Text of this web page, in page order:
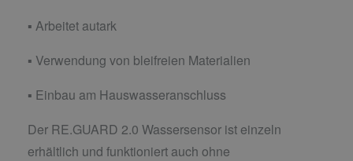
▪ Arbeitet autark
▪ Verwendung von bleifreien Materialien
▪ Einbau am Hauswasseranschluss
Der RE.GUARD 2.0 Wassersensor ist einzeln
erhältlich und funktioniert auch ohne